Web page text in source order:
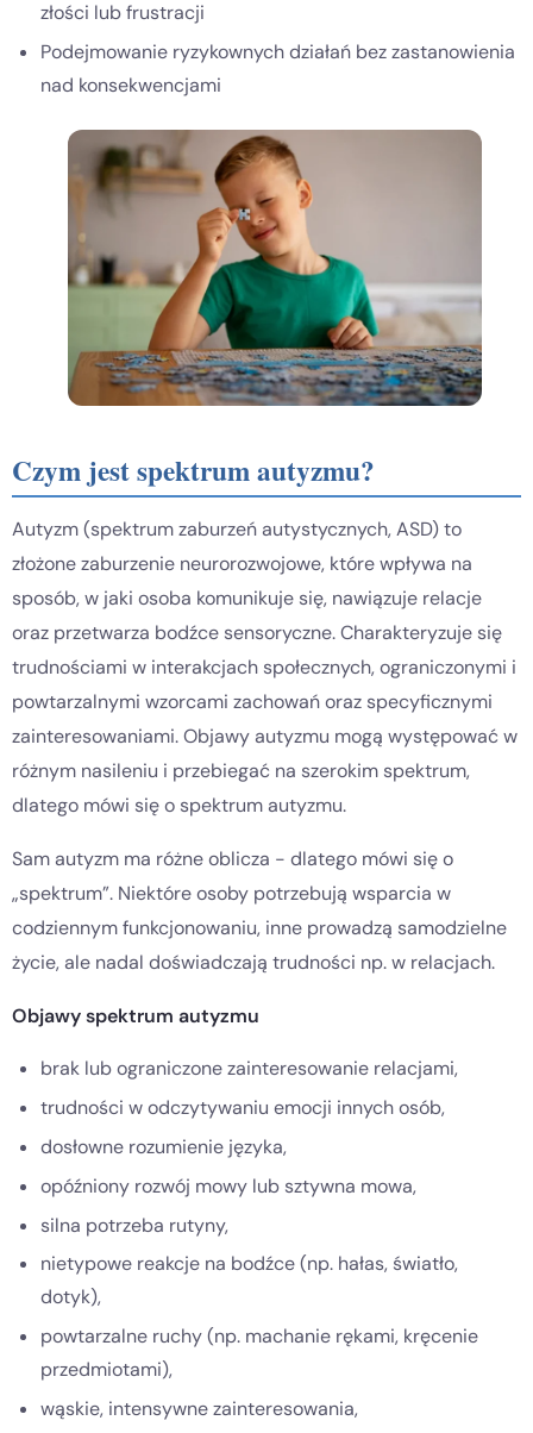
złości lub frustracji
Podejmowanie ryzykownych działań bez zastanowienia
nad konsekwencjami
Czym jest spektrum autyzmu?
Autyzm (spektrum zaburzeń autystycznych, ASD) to
złożone zaburzenie neurorozwojowe, które wpływa na
sposób, w jaki osoba komunikuje się, nawiązuje relacje
oraz przetwarza bodźce sensoryczne. Charakteryzuje się
trudnościami w interakcjach społecznych, ograniczonymi i
powtarzalnymi wzorcami zachowań oraz specyficznymi
zainteresowaniami. Objawy autyzmu mogą występować w
różnym nasileniu i przebiegać na szerokim spektrum,
dlatego mówi się o spektrum autyzmu.
Sam autyzm ma różne oblicza - dlatego mówi się o
„spektrum”. Niektóre osoby potrzebują wsparcia w
codziennym funkcjonowaniu, inne prowadzą samodzielne
życie, ale nadal doświadczają trudności np. w relacjach.
Objawy spektrum autyzmu
brak lub ograniczone zainteresowanie relacjami,
trudności w odczytywaniu emocji innych osób,
dosłowne rozumienie języka,
opóźniony rozwój mowy lub sztywna mowa,
silna potrzeba rutyny,
nietypowe reakcje na bodźce (np. hałas, światło,
dotyk),
powtarzalne ruchy (np. machanie rękami, kręcenie
przedmiotami),
wąskie, intensywne zainteresowania,